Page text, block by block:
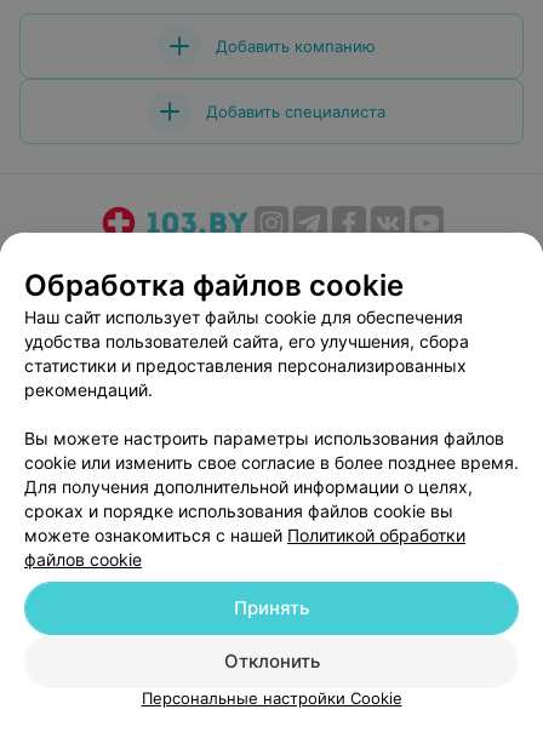
Добавить компанию
Добавить специалиста
Медицинский маркетинг
Публичный договор
Пользовательское соглашение
Способы оплаты
Вакансии
Партнеры
Написать руководителю 103.by
Персональные настройки cookie
Обработка персональных данных
© 2026 ООО «Артокс Лаб», УНП 191700409| 220012, Республика Беларусь,
г. Минск, улица Толбухина, 2, пом. 16 | help@103.by
Обработка файлов cookie
Наш сайт использует файлы cookie для обеспечения
удобства пользователей сайта, его улучшения, сбора
статистики и предоставления персонализированных
рекомендаций.
Вы можете настроить параметры использования файлов
cookie или изменить свое согласие в более позднее время.
Для получения дополнительной информации о целях,
сроках и порядке использования файлов cookie вы
можете ознакомиться с нашей Политикой обработки
файлов cookie
Отклонить
Принять
Персональные настройки Cookie